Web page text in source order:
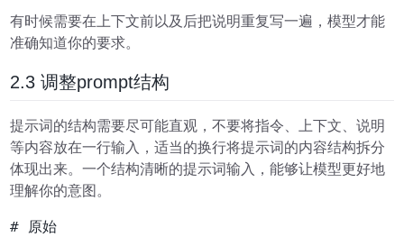
有时候需要在上下文前以及后把说明重复写一遍，模型才能
准确知道你的要求。
2.3 调整prompt结构
提示词的结构需要尽可能直观，不要将指令、上下文、说明
等内容放在一行输入，适当的换行将提示词的内容结构拆分
体现出来。一个结构清晰的提示词输入，能够让模型更好地
理解你的意图。
# 原始